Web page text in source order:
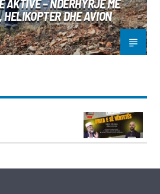
AKTIVE – NDËRHYRJE ME
DHE AVION